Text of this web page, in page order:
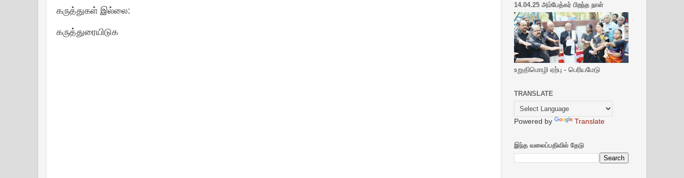
கருத்துகள் இல்லை:
கருத்துரையிடுக
14.04.25 அம்பேத்கர் பிறந்த நாள்
உறுதிமொழி ஏற்பு - பெரியமேடு
TRANSLATE
Powered by Translate
இந்த வலைப்பதிவில் தேடு